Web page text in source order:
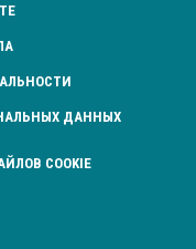
ДАННЫХ
COOKIE